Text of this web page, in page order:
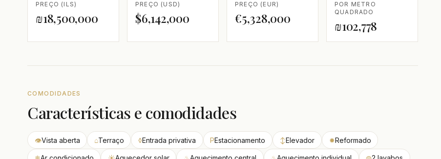
PREÇO (ILS)
₪18,500,000
PREÇO (USD)
$6,142,000
PREÇO (EUR)
€5,328,000
POR METRO
QUADRADO
₪102,778
COMODIDADES
Características e comodidades
👁Vista aberta ⌂Terraço ◊Entrada privativa PEstacionamento ↕Elevador ✹Reformado